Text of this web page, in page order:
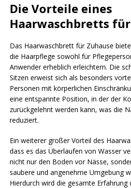
Die Vorteile eines
Haarwaschbretts
Das Haarwaschbrett für Zuhause
die Haarpflege sowohl für
Anwender erheblich erleichtern. Die
Sitzen erweist sich als besonders
Personen mit körperlichen
eine entspannte Position, in der der
zurückgelehnt werden kann, was die
reduziert.
Ein weiterer großer Vorteil des
dass es das Überlaufen von Wasser
nicht nur den Boden vor Nässe,
saubere und angenehme Umgebung
Hierdurch wird die gesamte Erfahrung